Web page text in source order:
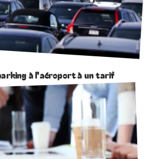
à l’aéroport à un tarif